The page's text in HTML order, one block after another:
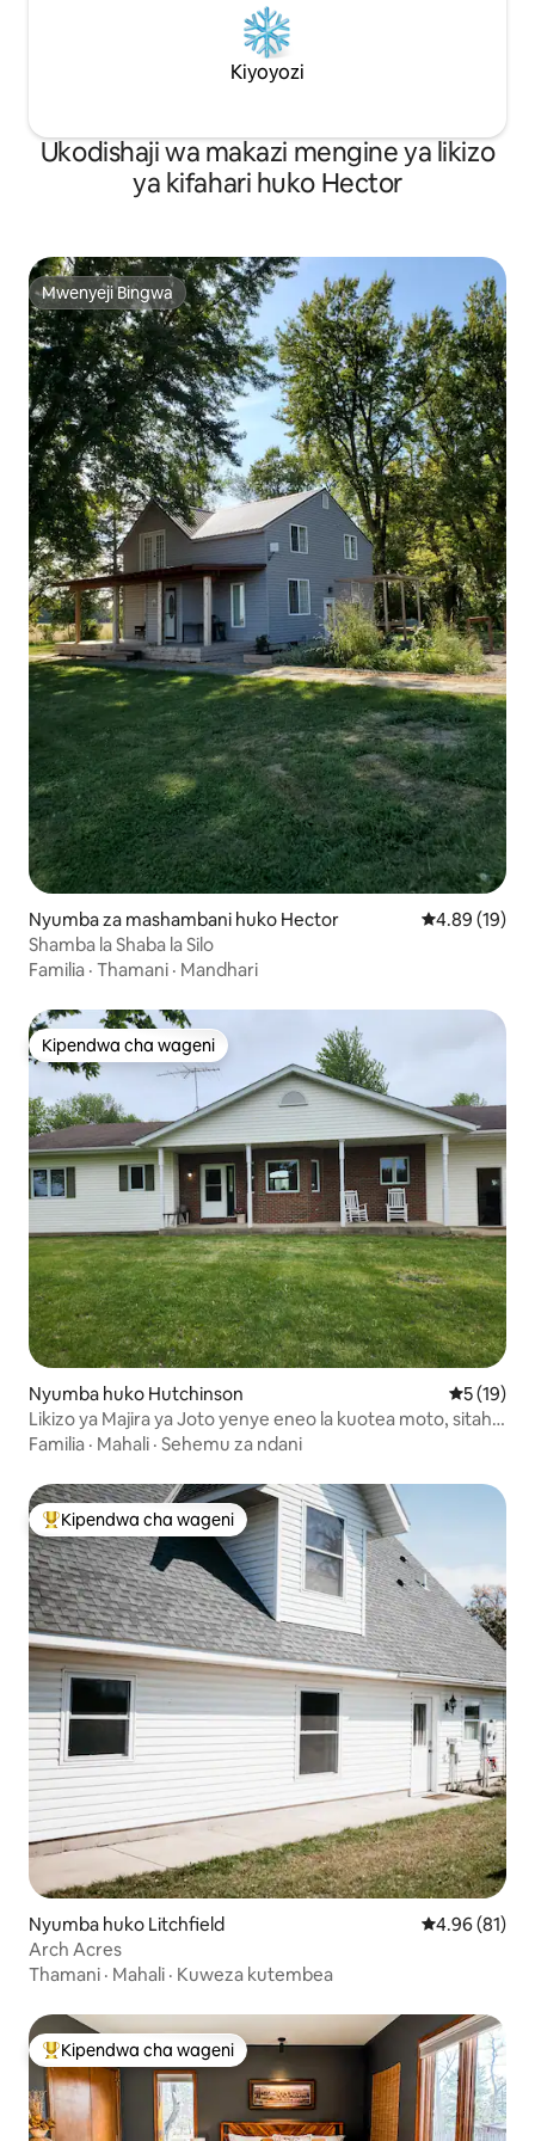
Kiyoyozi
Ukodishaji wa makazi mengine ya likizo
ya kifahari huko Hector
Mwenyeji Bingwa
Mwenyeji Bingwa
Nyumba za mashambani huko Hector Ukadiriaji wa
4.89 (19)
Shamba la Shaba la Silo
Familia · Thamani · Mandhari
Kipendwa cha wageni
Kipendwa cha wageni
Nyumba huko Hutchinson Ukadiriaji
5 (19)
Likizo ya Majira ya Joto yenye eneo la kuotea moto, sitaha
na machweo ya mashambani
Familia · Mahali · Sehemu za ndani
Kipendwa maarufu cha wageni
Kipendwa cha wageni
Nyumba huko Litchfield Ukadiriaji wa
4.96 (81)
Arch Acres
Thamani · Mahali · Kuweza kutembea
Kipendwa maarufu cha wageni
Kipendwa cha wageni